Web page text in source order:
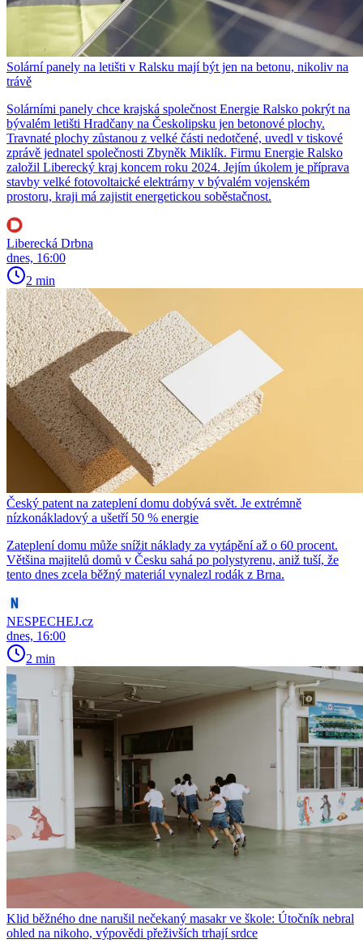
Solární panely na letišti v Ralsku mají být jen na betonu, nikoliv na
trávě
Solárními panely chce krajská společnost Energie Ralsko pokrýt na
bývalém letišti Hradčany na Českolipsku jen betonové plochy.
Travnaté plochy zůstanou z velké části nedotčené, uvedl v tiskové
zprávě jednatel společnosti Zbyněk Miklík. Firmu Energie Ralsko
založil Liberecký kraj koncem roku 2024. Jejím úkolem je příprava
stavby velké fotovoltaické elektrárny v bývalém vojenském
prostoru, kraji má zajistit energetickou soběstačnost.
Liberecká Drbna
dnes, 16:00
2 min
Český patent na zateplení domu dobývá svět. Je extrémně
nízkonákladový a ušetří 50 % energie
Zateplení domu může snížit náklady za vytápění až o 60 procent.
Většina majitelů domů v Česku sahá po polystyrenu, aniž tuší, že
tento dnes zcela běžný materiál vynalezl rodák z Brna.
NESPECHEJ.cz
dnes, 16:00
2 min
Klid běžného dne narušil nečekaný masakr ve škole: Útočník nebral
ohled na nikoho, výpovědi přeživších trhají srdce